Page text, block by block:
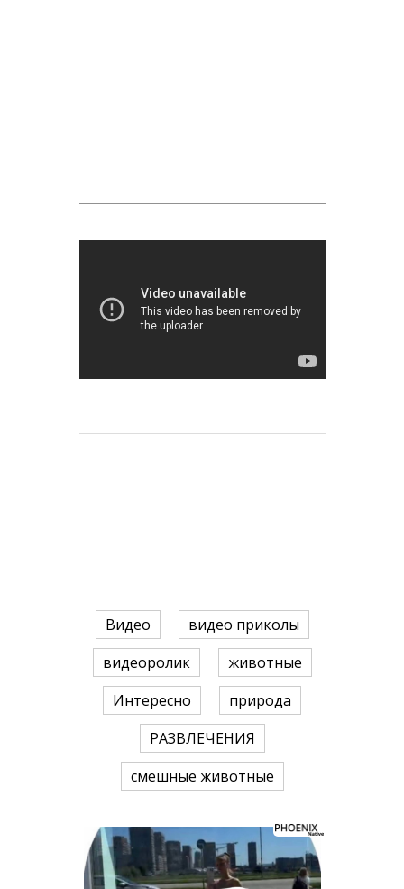
Видео
видео приколы
видеоролик
животные
Интересно
природа
РАЗВЛЕЧЕНИЯ
смешные животные